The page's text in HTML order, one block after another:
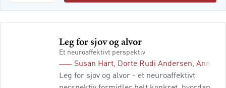
Leg for sjov og alvor
Et neuroaffektivt perspektiv
Susan Hart, Dorte Rudi Andersen, Annie
Leg for sjov og alvor - et neuroaffektivt